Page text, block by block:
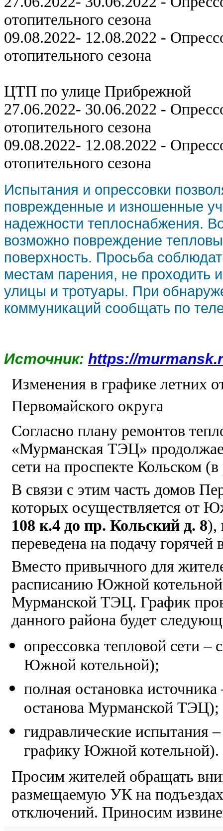
отопительного сезона
09.08.2022- 12.08.2022 -
отопительного сезона
ЦТП по улице Прибрежной
27.06.2022- 30.06.2022 -
отопительного сезона
09.08.2022- 12.08.2022 -
отопительного сезона
Испытания и опрессовки
поврежденные и изношенные
надежности теплоснабжения.
возможно повреждение
поверхность. Просьба
местам парения, не проходить
улицы и тротуары. При
коммуникаций сообщать по
Источник: https://
Изменения в графике летних
Первомайского округа
Согласно плану ремонтов
«Мурманская ТЭЦ»
сети на проспекте Кольском
В связи с этим часть домов
которых осуществляется от
108 к.4 до пр. Кольский д. 8),
переведена на подачу
Вместо привычного для
расписанию Южной котельной
Мурманской ТЭЦ. График
данного района будет
опрессовка тепловой сети
Южной котельной);
полная остановка
останова Мурманской ТЭЦ);
гидравлические испытания
графику Южной котельной).
Просим жителей обращать
размещаемую УК на
отключений. Приносим